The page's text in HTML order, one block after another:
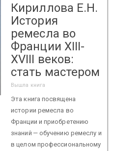
Кириллова Е.Н.
История
ремесла во
Франции XIII-
XVIII веков:
стать мастером
Вышла книга
Эта книга посвящена
истории ремесла во
Франции и приобретению
знаний — обучению ремеслу и
в целом профессиональному